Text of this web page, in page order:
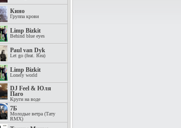
Кино
Группа крови
Limp Bizkit
Behind blue eyes
Paul van Dyk
Let go (feat. Rea)
Limp Bizkit
Lonely world
DJ Feel & Юля
Паго
Круги на воде
7Б
Молодые ветра (Тату
RMX)